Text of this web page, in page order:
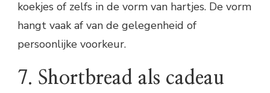
koekjes of zelfs in de vorm van hartjes. De vorm
hangt vaak af van de gelegenheid of
persoonlijke voorkeur.
7. Shortbread als cadeau